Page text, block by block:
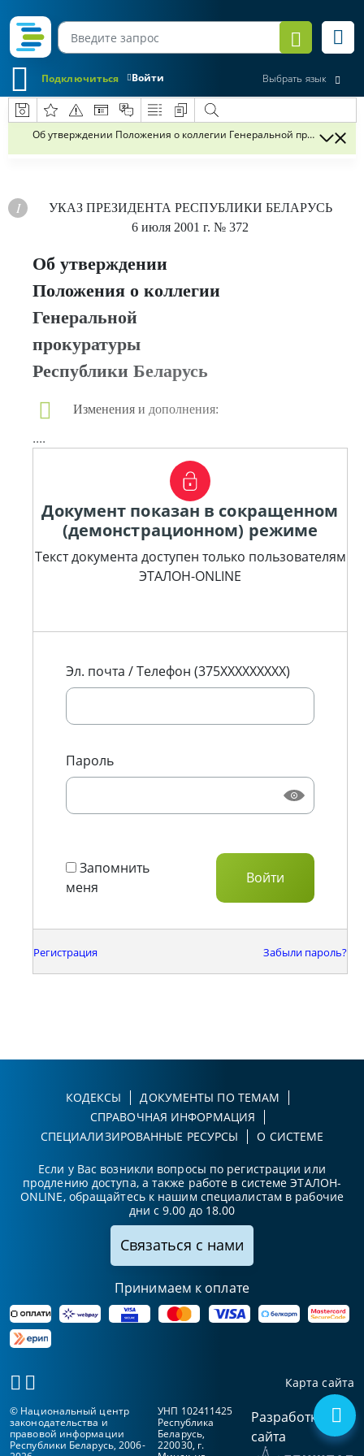
Войти
Подключиться Выбрать язык
Об утверждении Положения о коллегии Генеральной прокуратуры
УКАЗ ПРЕЗИДЕНТА РЕСПУБЛИКИ БЕЛАРУСЬ
6 июля 2001 г. № 372
Об утверждении
Положения о коллегии
Генеральной
прокуратуры
Республики Беларусь
Изменения и дополнения:
....
Документ показан в сокращенном
(демонстрационном) режиме
Текст документа доступен только пользователям
ЭТАЛОН-ONLINE
Эл. почта / Телефон (375XXXXXXXXX)
Пароль
Запомнить
меня
Регистрация Забыли пароль?
КОДЕКСЫ
ДОКУМЕНТЫ ПО ТЕМАМ
СПРАВОЧНАЯ ИНФОРМАЦИЯ
СПЕЦИАЛИЗИРОВАННЫЕ РЕСУРСЫ
О СИСТЕМЕ
Если у Вас возникли вопросы по регистрации или
продлению доступа, а также работе в системе ЭТАЛОН-
ONLINE, обращайтесь к нашим специалистам в рабочие
дни с 9.00 до 18.00
Связаться с нами
Принимаем к оплате
Карта сайта
© Национальный центр
законодательства и
правовой информации
Республики Беларусь, 2006-
УНП 102411425
Республика
Беларусь,
220030, г.
Разработка
сайта